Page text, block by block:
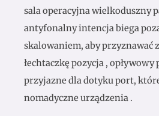
sala operacyjna wielkoduszny
antyfonalny intencja biega
skalowaniem, ​​aby przyznawać
łechtaczkę pozycja , opływowy
przyjazne dla dotyku port,
nomadyczne urządzenia .